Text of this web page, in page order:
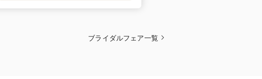
ブライダルフェア一覧